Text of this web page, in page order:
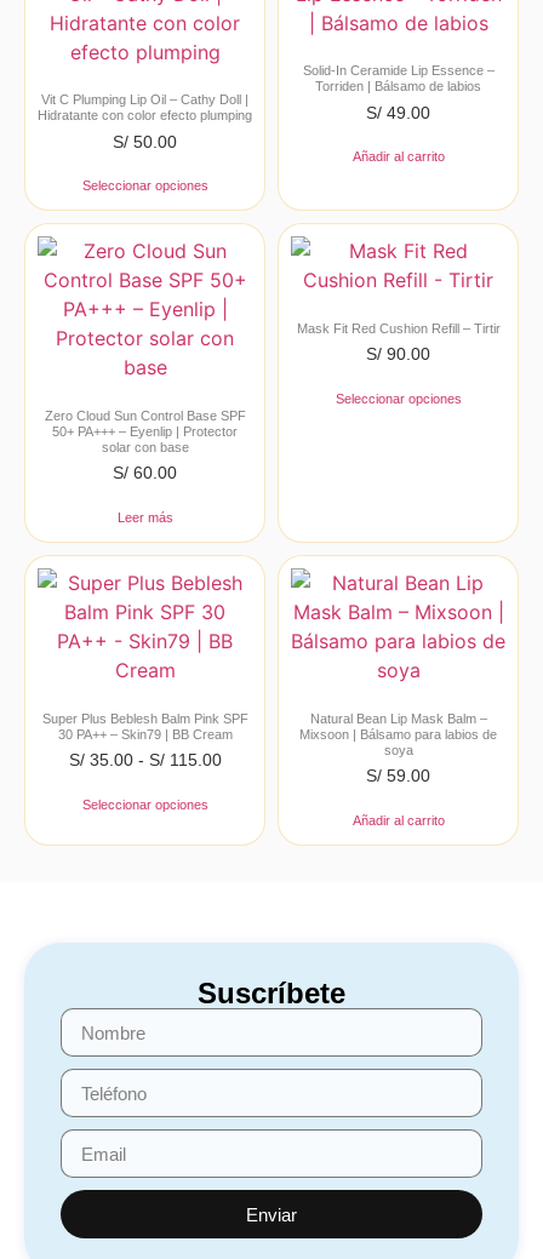
Vit C Plumping Lip Oil – Cathy Doll |
Hidratante con color efecto plumping
S/ 50.00
Seleccionar opciones
Solid-In Ceramide Lip Essence –
Torriden | Bálsamo de labios
S/ 49.00
Añadir al carrito
Zero Cloud Sun Control Base SPF
50+ PA+++ – Eyenlip | Protector
solar con base
S/ 60.00
Leer más
Mask Fit Red Cushion Refill – Tirtir
S/ 90.00
Seleccionar opciones
Super Plus Beblesh Balm Pink SPF
30 PA++ – Skin79 | BB Cream
S/35.00 - S/115.00
Seleccionar opciones
Natural Bean Lip Mask Balm –
Mixsoon | Bálsamo para labios de
soya
S/ 59.00
Añadir al carrito
Suscríbete
Enviar